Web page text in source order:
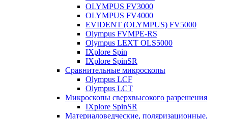
OLYMPUS FV3000
OLYMPUS FV4000
EVIDENT (OLYMPUS) FV5000
Olympus FVMPE-RS
Olympus LEXT OLS5000
IXplore Spin
IXplore SpinSR
Сравнительные микроскопы
Olympus LCF
Olympus LCT
Микроскопы сверхвысокого разрешения
IXplore SpinSR
Материаловедческие, поляризационные,